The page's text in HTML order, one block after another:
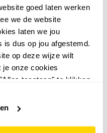
goed laten werken
we de website
laten we jou
is dus op jou afgestemd.
op deze wijze wilt
je onze cookies
toestaan" te klikken.